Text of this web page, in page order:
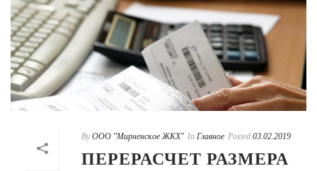
By ООО "Мирненское ЖКХ" In Главное Posted 03.02.2019
ПЕРЕРАСЧЕТ РАЗМЕРА